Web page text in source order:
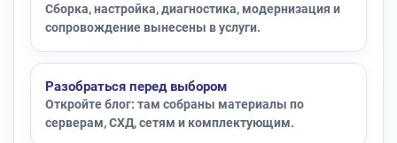
Сборка, настройка, диагностика, модернизация и
сопровождение вынесены в услуги.
Разобраться перед выбором
Откройте блог: там собраны материалы по
серверам, СХД, сетям и комплектующим.